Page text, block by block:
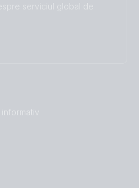
serviciul global de